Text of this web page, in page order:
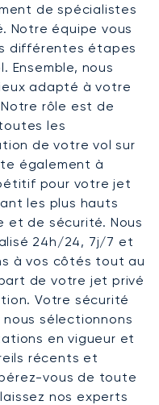
de spécialistes
Notre équipe vous
différentes étapes
Ensemble, nous
adapté à votre
rôle est de
les
de votre vol sur
également à
pour votre jet
les plus hauts
et de sécurité. Nous
24h/24, 7j/7 et
à vos côtés tout au
de votre jet privé
Votre sécurité
sélectionnons
en vigueur et
récents et
vous de toute
nos experts